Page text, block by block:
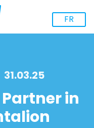
FR
31.03.25
Partner in